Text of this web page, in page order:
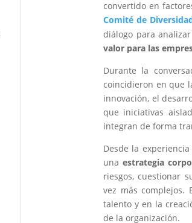
convertido en
Comité de
diálogo para
valor para las
Durante la
coincidieron en que
innovación, el
que iniciativas
integran de forma
Desde la experiencia
unaestrategia
riesgos, cuestionar
vez más complejos.
talento y en la
de la organización.